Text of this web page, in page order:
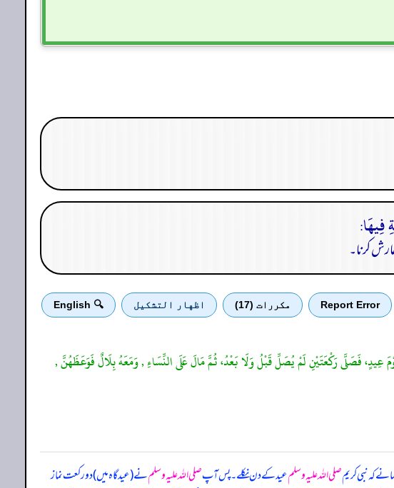
کرنا۔
Report Error مكررات (17) اظهار التشكيل 🔍 English
عِيدٍ، فَصَلَّى رَكْعَتَيْنِ لَمْ يُصَلِّ قَبْلُ وَلَا بَعْدُ، ثُمَّ مَالَ عَلَى النِّسَاءِ , وَمَعَهُ بِلَالٌ فَوَعَظَهُنَّ ,
نے کہنبی کریمصلی اللہ علیہ وسلمعید کے دن نکلے۔ پس آپصلی اللہ علیہ وسلمنے (عیدگاہ میں) دو رکعت نماز